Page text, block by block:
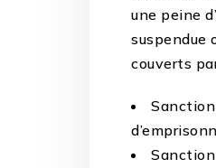
une peine
suspendue
couverts